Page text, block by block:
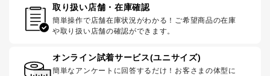
取り扱い店舗・在庫確認
簡単操作で店舗在庫状況がわかる！ご希望商品の在庫
や取り扱い店舗の確認ができます。
オンライン試着サービス(ユニサイズ)
簡単なアンケートに回答するだけ！お客さまの体型に